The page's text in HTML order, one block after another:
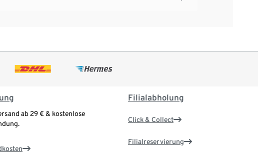
ab 29 € & kostenlose
Filialabholung
Click & Collect
Filialreservierung